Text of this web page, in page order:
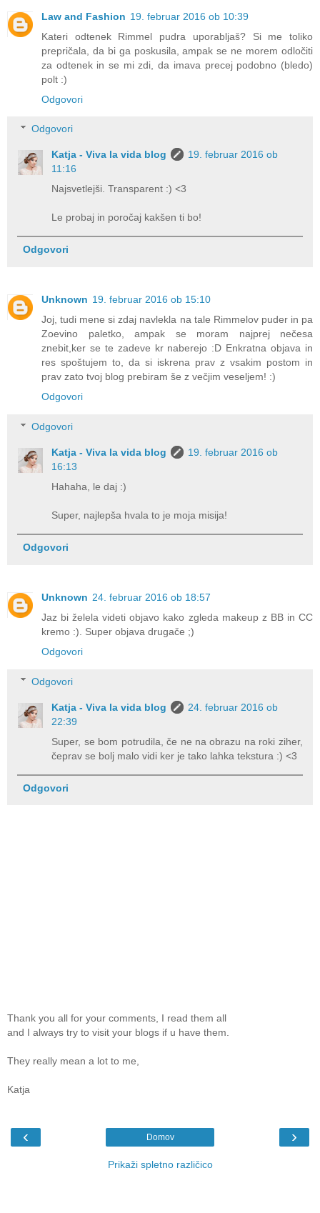
Law and Fashion 19. februar 2016 ob 10:39
Kateri odtenek Rimmel pudra uporabljaš? Si me toliko
prepričala, da bi ga poskusila, ampak se ne morem odločiti
za odtenek in se mi zdi, da imava precej podobno (bledo)
polt :)
Odgovori
Odgovori
Katja - Viva la vida blog
19. februar 2016 ob
11:16
Najsvetlejši. Transparent :) <3
Le probaj in poročaj kakšen ti bo!
Odgovori
Unknown 19. februar 2016 ob 15:10
Joj, tudi mene si zdaj navlekla na tale Rimmelov puder in pa
Zoevino paletko, ampak se moram najprej nečesa
znebit,ker se te zadeve kr naberejo :D Enkratna objava in
res spoštujem to, da si iskrena prav z vsakim postom in
prav zato tvoj blog prebiram še z večjim veseljem! :)
Odgovori
Odgovori
Katja - Viva la vida blog
19. februar 2016 ob
16:13
Hahaha, le daj :)
Super, najlepša hvala to je moja misija!
Odgovori
Unknown 24. februar 2016 ob 18:57
Jaz bi želela videti objavo kako zgleda makeup z BB in CC
kremo :). Super objava drugače ;)
Odgovori
Odgovori
Katja - Viva la vida blog
24. februar 2016 ob
22:39
Super, se bom potrudila, če ne na obrazu na roki ziher,
čeprav se bolj malo vidi ker je tako lahka tekstura :) <3
Odgovori
Thank you all for your comments, I read them all
and I always try to visit your blogs if u have them.
They really mean a lot to me,
Katja
‹ ›
Domov
Prikaži spletno različico